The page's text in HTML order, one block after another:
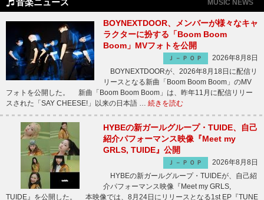
MUSIC NEWS
BOYNEXTDOOR、メンバーが様々なキャ
ラクターに扮する「Boom Boom
Boom」MVフォトを公開
Ｊ－ＰＯＰ
2026年8月8日
BOYNEXTDOORが、2026年8月18日に配信リ
リースとなる新曲「Boom Boom Boom」のMV
フォトを公開した。 新曲「Boom Boom Boom」は、昨年11月に配信リリー
スされた「SAY CHEESE!」以来の日本語 … 続きを読む
HYBEの新ガールグループ・TUIDE、自己
紹介パフォーマンス映像『Meet my
GRLS, TUIDE』公開
Ｊ－ＰＯＰ
2026年8月8日
HYBEの新ガールグループ・TUIDEが、自己紹
介パフォーマンス映像『Meet my GRLS,
TUIDE』を公開した。 本映像では、8月24日にリリースとなる1st EP『TUNE